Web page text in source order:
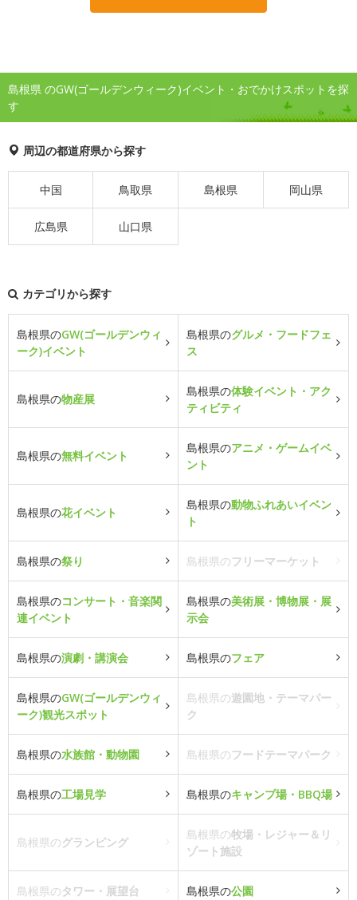
島根県 のGW(ゴールデンウィーク)イベント・おでかけスポットを探
す
周辺の都道府県から探す
中国 鳥取県 島根県 岡山県
広島県 山口県
カテゴリから探す
島根県のGW(ゴールデンウィ
ーク)イベント
島根県のグルメ・フードフェ
ス
島根県の物産展
島根県の体験イベント・アク
ティビティ
島根県の無料イベント
島根県のアニメ・ゲームイベ
ント
島根県の花イベント
島根県の動物ふれあいイベン
ト
島根県の祭り 島根県のフリーマーケット
島根県のコンサート・音楽関
連イベント
島根県の美術展・博物展・展
示会
島根県の演劇・講演会 島根県のフェア
島根県のGW(ゴールデンウィ
ーク)観光スポット
島根県の遊園地・テーマパー
ク
島根県の水族館・動物園 島根県のフードテーマパーク
島根県の工場見学 島根県のキャンプ場・BBQ場
島根県のグランピング
島根県の牧場・レジャー＆リ
ゾート施設
島根県のタワー・展望台 島根県の公園